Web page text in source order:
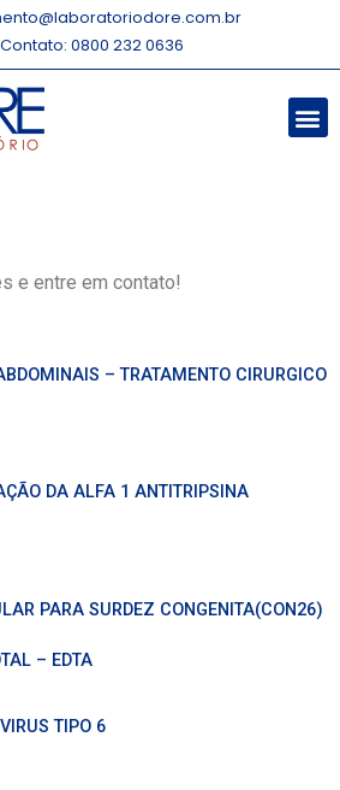
Contato: 0800 232 0636
e entre em contato!
– TRATAMENTO CIRURGICO
DA ALFA 1 ANTITRIPSINA
PARA SURDEZ CONGENITA(CON26)
– EDTA
TIPO 6